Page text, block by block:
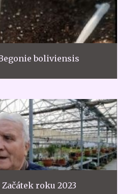
boliviensis
Začátek roku 2023